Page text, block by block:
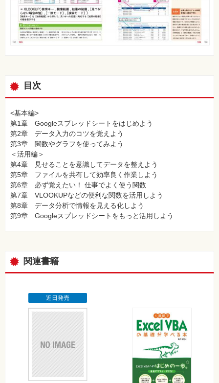
目次
<基本編>
第1章 Googleスプレッドシートをはじめよう
第2章 データ入力のコツを覚えよう
第3章 関数やグラフを使ってみよう
＜活用編＞
第4章 見せることを意識してデータを整えよう
第5章 ファイルを共有して効率良く作業しよう
第6章 必ず覚えたい！ 仕事でよく使う関数
第7章 VLOOKUPなどの便利な関数を活用しよう
第8章 データ分析で情報を見える化しよう
第9章 Googleスプレッドシートをもっと活用しよう
関連書籍
近日発売